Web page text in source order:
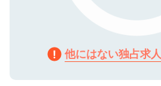
他にはない独占求